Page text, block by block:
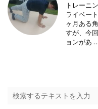
トレーニ
ライベー
ヶ月ある
すが、今
ョンがあ …